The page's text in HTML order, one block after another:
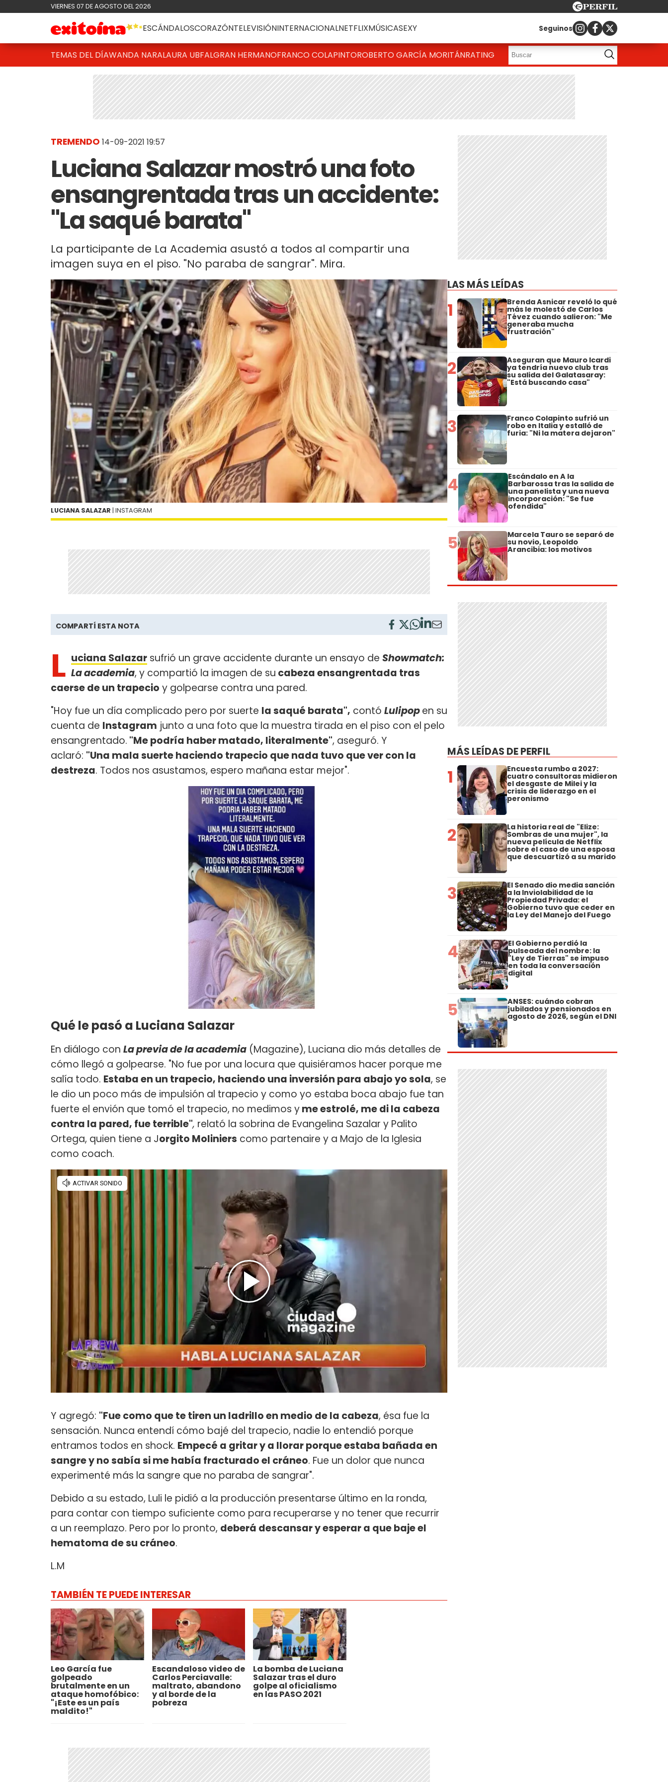
VIERNES 07 DE AGOSTO DEL 2026
ESCÁNDALOSCORAZÓNTELEVISIÓNINTERNACIONALNETFLIXMÚSICASEXY Seguinos
TEMAS DEL DÍAWANDA NARALAURA UBFALGRAN HERMANOFRANCO COLAPINTOROBERTO GARCÍA MORITÁNRATING
TREMENDO 14-09-2021 19:57
Luciana Salazar mostró una foto
ensangrentada tras un accidente:
"La saqué barata"
La participante de La Academia asustó a todos al compartir una
imagen suya en el piso. "No paraba de sangrar". Mira.
LUCIANA SALAZAR | INSTAGRAM
COMPARTÍ ESTA NOTA
L uciana Salazar sufrió un grave accidente durante un ensayo de Showmatch:
La academia, y compartió la imagen de su cabeza ensangrentada tras
caerse de un trapecio y golpearse contra una pared.
"Hoy fue un día complicado pero por suerte la saqué barata", contó Lulipopen su
cuenta de Instagram junto a una foto que la muestra tirada en el piso con el pelo
ensangrentado. "Me podría haber matado, literalmente", aseguró. Y
aclaró: "Una mala suerte haciendo trapecio que nada tuvo que ver con la
destreza. Todos nos asustamos, espero mañana estar mejor".
Qué le pasó a Luciana Salazar
En diálogo con La previa de la academia (Magazine), Luciana dio más detalles de
cómo llegó a golpearse. "No fue por una locura que quisiéramos hacer porque me
salía todo. Estaba en un trapecio, haciendo una inversión para abajo yo sola, se
le dio un poco más de impulsión al trapecio y como yo estaba boca abajo fue tan
fuerte el envión que tomó el trapecio, no medimos yme estrolé, me di la cabeza
contra la pared, fue terrible", relató la sobrina de Evangelina Sazalar y Palito
Ortega, quien tiene a Jorgito Moliniers como partenaire y a Majo de la Iglesia
como coach.
Y agregó: "Fue como que te tiren un ladrillo en medio de la cabeza, ésa fue la
sensación. Nunca entendí cómo bajé del trapecio, nadie lo entendió porque
entramos todos en shock. Empecé a gritar y a llorar porque estaba bañada en
sangre y no sabía si me había fracturado el cráneo. Fue un dolor que nunca
experimenté más la sangre que no paraba de sangrar".
Debido a su estado, Luli le pidió a la producción presentarse último en la ronda,
para contar con tiempo suficiente como para recuperarse y no tener que recurrir
a un reemplazo. Pero por lo pronto, deberá descansar y esperar a que baje el
hematoma de su cráneo.
L.M
TAMBIÉN TE PUEDE INTERESAR
Leo García fue
golpeado
brutalmente en un
ataque homofóbico:
"¡Este es un país
maldito!"
Escandaloso video de
Carlos Perciavalle:
maltrato, abandono
y al borde de la
pobreza
La bomba de Luciana
Salazar tras el duro
golpe al oficialismo
en las PASO 2021
LAS MÁS LEÍDAS
1 Brenda Asnicar reveló lo qué
más le molestó de Carlos
Tévez cuando salieron: "Me
generaba mucha
frustración"
2 Aseguran que Mauro Icardi
ya tendría nuevo club tras
su salida del Galatasaray:
"Está buscando casa"
3 Franco Colapinto sufrió un
robo en Italia y estalló de
furia: "Ni la matera dejaron"
4 Escándalo en A la
Barbarossa tras la salida de
una panelista y una nueva
incorporación: "Se fue
ofendida"
5 Marcela Tauro se separó de
su novio, Leopoldo
Arancibia: los motivos
MÁS LEÍDAS DE PERFIL
1 Encuesta rumbo a 2027:
cuatro consultoras midieron
el desgaste de Milei y la
crisis de liderazgo en el
peronismo
2 La historia real de "Elize:
Sombras de una mujer", la
nueva película de Netflix
sobre el caso de una esposa
que descuartizó a su marido
3 El Senado dio media sanción
a la Inviolabilidad de la
Propiedad Privada: el
Gobierno tuvo que ceder en
la Ley del Manejo del Fuego
4 El Gobierno perdió la
pulseada del nombre: la
"Ley de Tierras" se impuso
en toda la conversación
digital
5 ANSES: cuándo cobran
jubilados y pensionados en
agosto de 2026, según el DNI